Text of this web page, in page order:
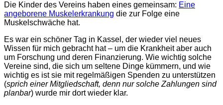
Die Kinder des Vereins haben eines gemeinsam: Eine
angeborene Muskelerkrankung die zur Folge eine
Muskelschwäche hat.
Es war ein schöner Tag in Kassel, der wieder viel neues
Wissen für mich gebracht hat – um die Krankheit aber auch
um Forschung und deren Finanzierung. Wie wichtig solche
Vereine sind, die sich um seltene Dinge kümmern, und wie
wichtig es ist sie mit regelmäßigen Spenden zu unterstützen
(sprich einer Mitgliedschaft, denn nur solche Zahlungen sind
planbar) wurde mir dort wieder klar.